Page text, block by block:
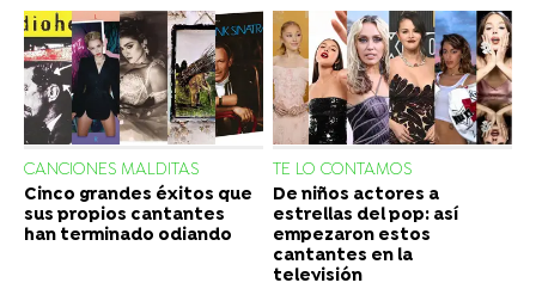
CANCIONES MALDITAS
Cinco grandes éxitos que
sus propios cantantes
han terminado odiando
TE LO CONTAMOS
De niños actores a
estrellas del pop: así
empezaron estos
cantantes en la
televisión